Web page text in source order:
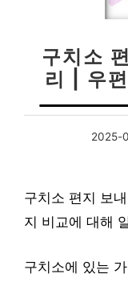
구치소
리 | 우
2025-
구치소 편지 보
지 비교에 대해
구치소에 있는